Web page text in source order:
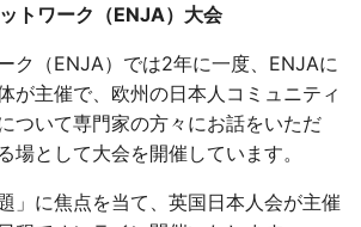
トワーク（ENJA）大会
ク（ENJA）では2年に一度、ENJAに
が主催で、欧州の日本人コミュニティ
ついて専門家の方々にお話をいただ
場として大会を開催しています。
」に焦点を当て、英国日本人会が主催